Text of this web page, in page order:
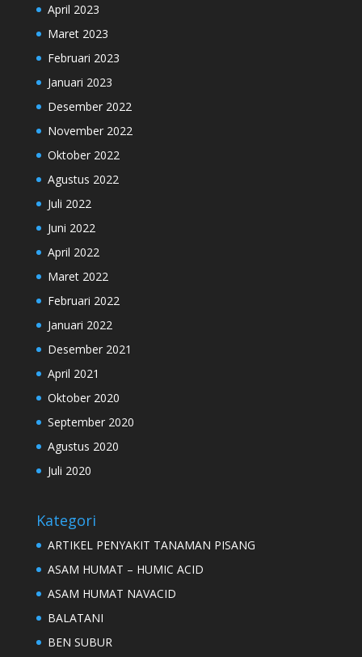
April 2023
Maret 2023
Februari 2023
Januari 2023
Desember 2022
November 2022
Oktober 2022
Agustus 2022
Juli 2022
Juni 2022
April 2022
Maret 2022
Februari 2022
Januari 2022
Desember 2021
April 2021
Oktober 2020
September 2020
Agustus 2020
Juli 2020
Kategori
ARTIKEL PENYAKIT TANAMAN PISANG
ASAM HUMAT – HUMIC ACID
ASAM HUMAT NAVACID
BALATANI
BEN SUBUR